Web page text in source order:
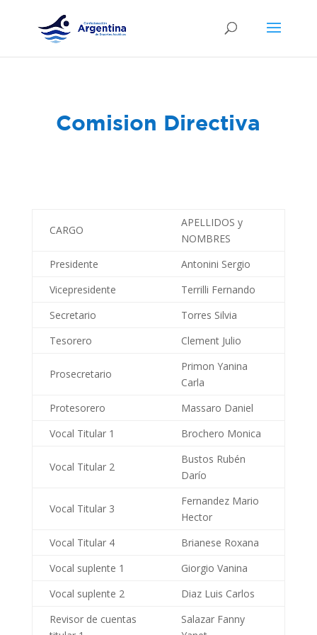
Comision Directiva
CARGO
APELLIDOS y
NOMBRES
Presidente
Antonini Sergio
Vicepresidente
Terrilli Fernando
Secretario
Torres Silvia
Tesorero
Clement Julio
Prosecretario
Primon Yanina
Carla
Protesorero
Massaro Daniel
Vocal Titular 1
Brochero Monica
Vocal Titular 2
Bustos Rubén
Darío
Vocal Titular 3
Fernandez Mario
Hector
Vocal Titular 4
Brianese Roxana
Vocal suplente 1
Giorgio Vanina
Vocal suplente 2
Diaz Luis Carlos
Revisor de cuentas
Salazar Fanny